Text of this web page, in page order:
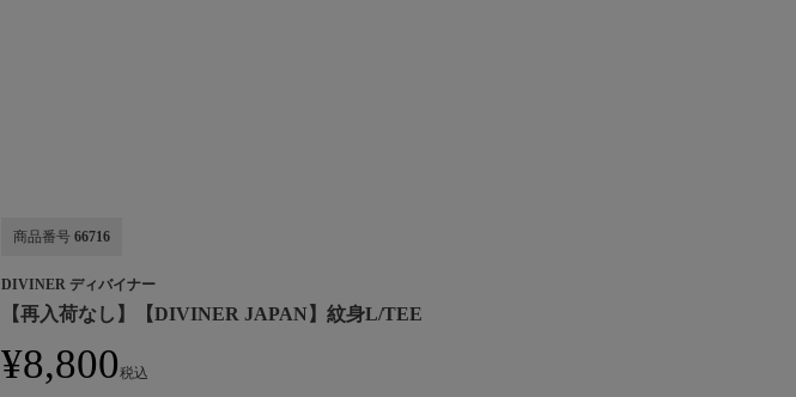
商品番号 66716
DIVINER ディバイナー
【再入荷なし】【DIVINER JAPAN】紋身L/TEE
¥8,800税込